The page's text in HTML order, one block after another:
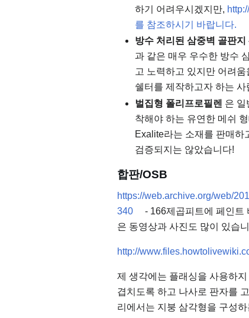
하기 어려우시겠지만,
를 참조하시기 바랍니다.
방수 처리된 삼중벽 골판
과 같은 매우 우수한 방수
고 노력하고 있지만 어려
쉘터를 제작하고자 하는
벌집형 폴리프로필렌 은 일
착해야 하는 유연한 메쉬
Exalite라는 소재를 판매하
검증되지는 않았습니다!
합판/OSB
https://web.archive.org/web/
340
- 166제곱피트에 페인트
은 동영상과 사진도 많이 있습
http://
제 생각에는 플래싱을 사용하
겹치도록 하고 나사로 판자를
리에서는 지붕 삼각형을 구성